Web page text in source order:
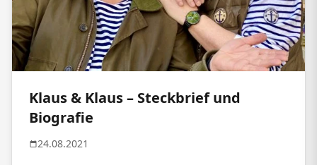
Klaus & Klaus – Steckbrief und
Biografie
24.08.2021